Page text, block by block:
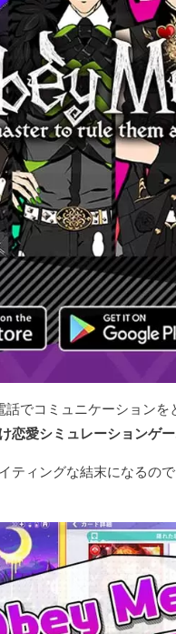
でコミュニケーションを
恋愛シミュレーションゲ
ィングな結末になるので